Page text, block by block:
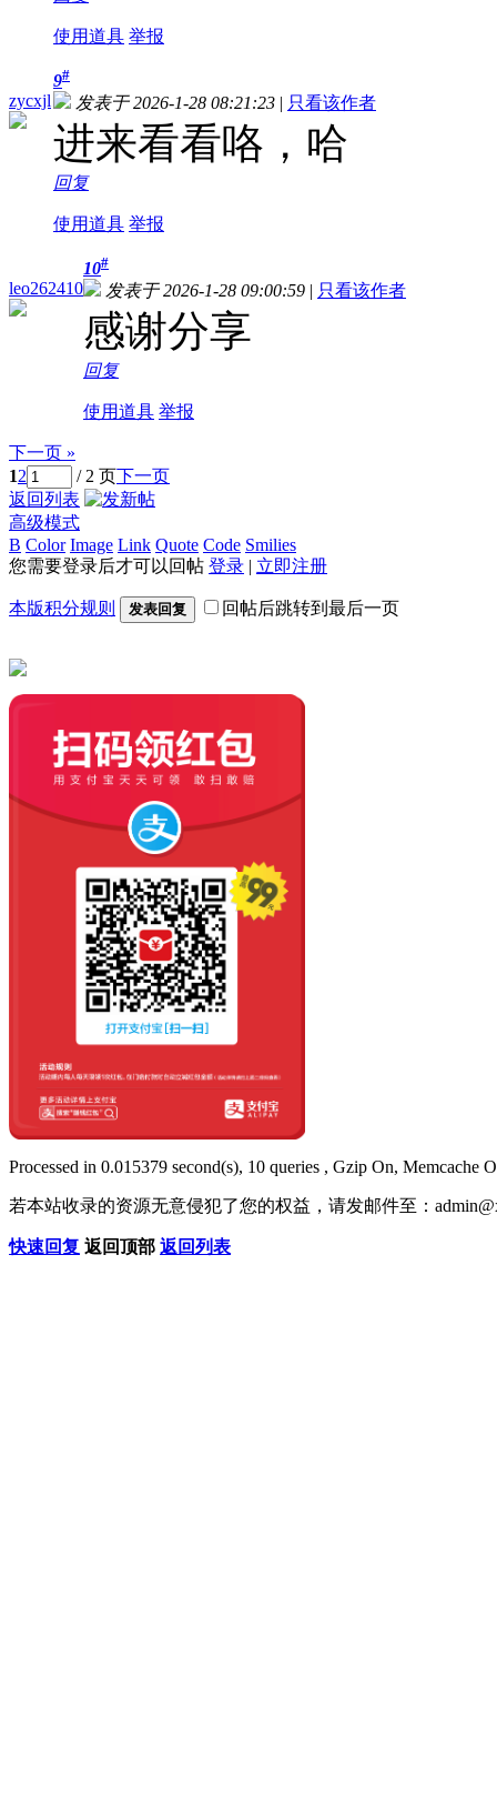
使用道具 举报
zycxjl
9#
发表于 2026-1-28 08:21:23 | 只看该作者
进来看看咯，哈
回复
使用道具 举报
leo262410
10#
发表于 2026-1-28 09:00:59 | 只看该作者
感谢分享
回复
使用道具 举报
下一页 »
12 / 2 页下一页
返回列表
高级模式
B Color Image Link Quote Code Smilies
您需要登录后才可以回帖 登录 | 立即注册
本版积分规则 发表回复 回帖后跳转到最后一页
Processed in 0.015379 second(s), 10 queries , Gzip On, Memcache
若本站收录的资源无意侵犯了您的权益，请发邮件至：
快速回复 返回顶部 返回列表